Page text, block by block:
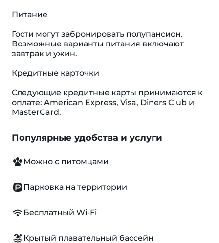
Питание
Гости могут забронировать полупансион.
Возможные варианты питания включают
завтрак и ужин.
Кредитные карточки
Следующие кредитные карты принимаются к
оплате: American Express, Visa, Diners Club и
MasterCard.
Популярные удобства и услуги
Можно с питомцами
Парковка на территории
Бесплатный Wi-Fi
Крытый плавательный бассейн